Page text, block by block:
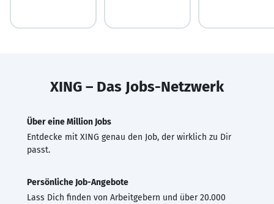
XING – Das Jobs-Netzwerk
Über eine Million Jobs
Entdecke mit XING genau den Job, der wirklich zu Dir
passt.
Persönliche Job-Angebote
Lass Dich finden von Arbeitgebern und über 20.000